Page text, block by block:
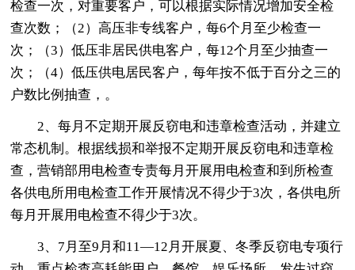
检查一次，对重要客户，可以根据实际情况增加安全检
查次数；（2）高压非专线客户，每6个月至少检查一
次；（3）低压非居民供电客户，每12个月至少抽查一
次；（4）低压供电居民客户，每年按不低于百分之三的
户数比例抽查，。
2、每月不定期开展反窃电和违章检查活动，并建立
常态机制。根据线损和举报不定期开展反窃电和违章检
查，营销部用电检查专责每月开展用电检查和到所检查
各供电所用电检查工作开展情况不得少于3次，各供电所
每月开展用电检查不得少于3次。
3、7月至9月和11—12月开展夏、冬季反窃电专项行